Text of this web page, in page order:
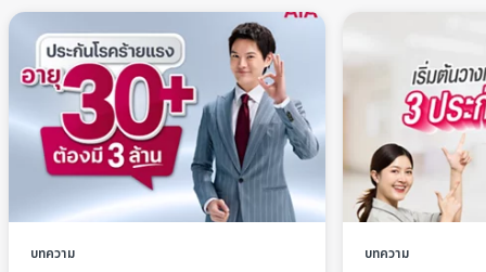
บทความ บทความ